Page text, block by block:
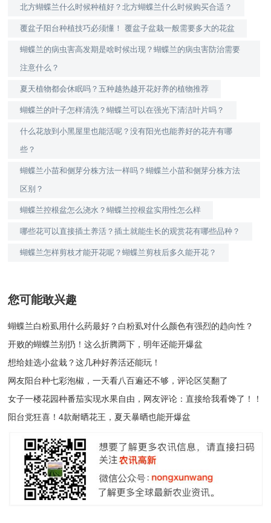
北方蝴蝶兰什么时候种植好？北方蝴蝶兰什么时候购买合适？
覆盆子阳台种植技巧必须懂！ 覆盆子盆栽一般需要多大的花盆
蝴蝶兰的病虫害高发期是啥时候出现？蝴蝶兰的病虫害防治需要
注意什么？
夏天植物都会休眠吗？五种越热越开花好养的植物推荐
蝴蝶兰的叶子怎样清洗？蝴蝶兰可以在强光下清洁叶片吗？
什么花放到小黑屋里也能活呢？没有阳光也能养好的花卉有哪
些？
蝴蝶兰小苗和侧芽分株方法一样吗？蝴蝶兰小苗和侧芽分株方法
区别？
蝴蝶兰控根盆怎么浇水？蝴蝶兰控根盆实用性怎么样
哪些花可以直接插土养活？插土就能生长的观赏花有哪些品种？
蝴蝶兰怎样剪枝才能开花呢？蝴蝶兰剪枝后多久能开花？
您可能敢兴趣
蝴蝶兰白粉虱用什么药最好？白粉虱对什么颜色有强烈的趋向性？
开败的蝴蝶兰别扔！这么折腾两下，明年还能开爆盆
想给娃选小盆栽？这几种好养活还能玩！
网友阳台种七彩泡椒，一天看八百遍还不够，评论区笑翻了
女子一楼花园种番茄实现水果自由，网友评论：直接给我看馋了！！
阳台党狂喜！4款耐晒花王，夏天暴晒也能开爆盆